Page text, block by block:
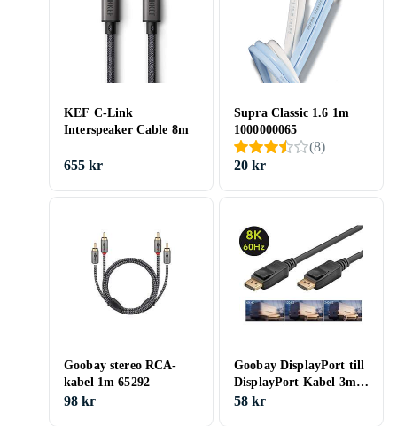
KEF C-Link
Interspeaker Cable 8m
655 kr
Supra Classic 1.6 1m
1000000065
(8)
20 kr
Goobay stereo RCA-
kabel 1m 65292
98 kr
Goobay DisplayPort till
DisplayPort Kabel 3m
64799
58 kr